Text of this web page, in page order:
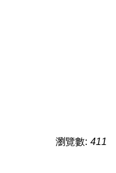
瀏覽數: 411